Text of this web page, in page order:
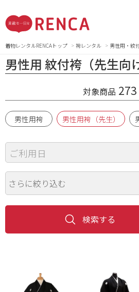
着物レンタルRENCAトップ 袴レンタル 男性用・紋
男性用 紋付袴（先生向
対象商品 273
男性用袴 男性用袴（先生）
ご利用日
さらに絞り込む